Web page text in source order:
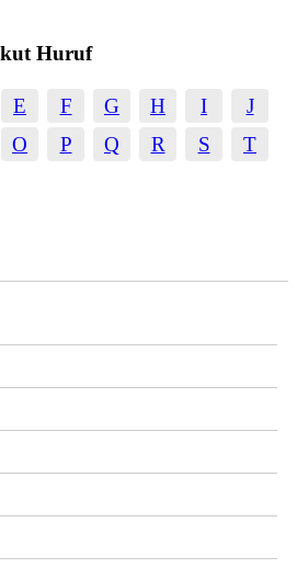
Huruf
E F G H I
J
O P Q R S
T